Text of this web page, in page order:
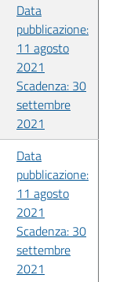
Data
pubblicazione:
11 agosto
2021
Scadenza: 30
settembre
2021
Data
pubblicazione:
11 agosto
2021
Scadenza: 30
settembre
2021